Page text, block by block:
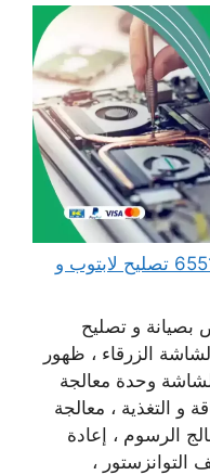
مهندس كمبيوتر الضباعية 65511033 تصليح لابتوب و
بصيانة و تصليح
الزرقاء ، ظهور
وحدة معالجة
و التغذية ، معالجة
الرسوم ، إعادة
التوانزستور ،